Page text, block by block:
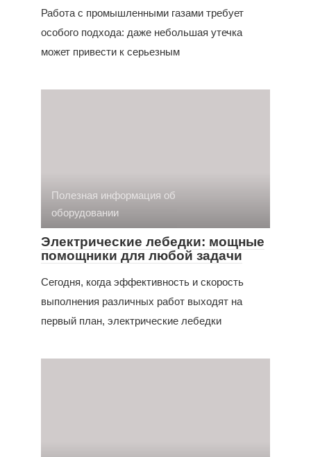
Работа с промышленными газами требует
особого подхода: даже небольшая утечка
может привести к серьезным
Полезная информация об
оборудовании
Электрические лебедки: мощные
помощники для любой задачи
Сегодня, когда эффективность и скорость
выполнения различных работ выходят на
первый план, электрические лебедки